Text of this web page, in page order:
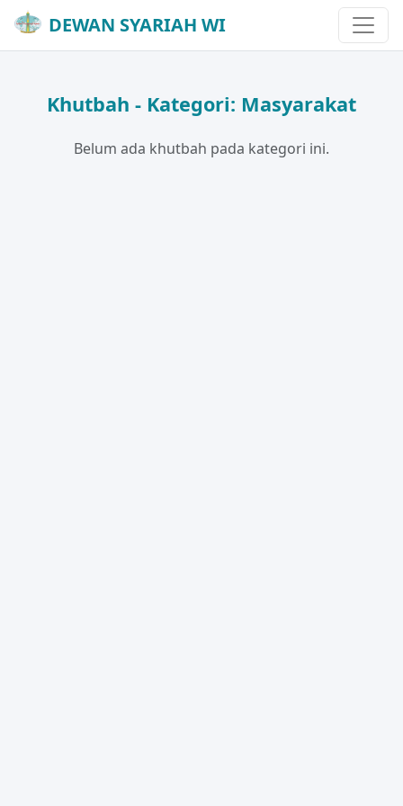
DEWAN SYARIAH WI
Khutbah - Kategori: Masyarakat
Belum ada khutbah pada kategori ini.